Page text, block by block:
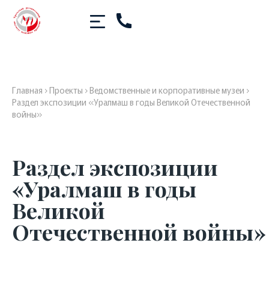
Главная ›Проекты ›Ведомственные и корпоративные музеи ›
Раздел экспозиции «Уралмаш в годы Великой Отечественной
войны»
Раздел экспозиции
«Уралмаш в годы
Великой
Отечественной войны»